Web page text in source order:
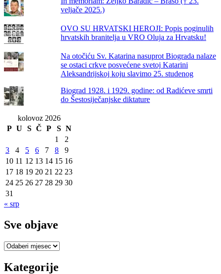
veljače 2025.)
OVO SU HRVATSKI HEROJI: Popis poginulih
hrvatskih branitelja u VRO Oluja za Hrvatsku!
Na otočiću Sv. Katarina nasuprot Biograda nalaze
se ostaci crkve posvećene svetoj Katarini
Aleksandrijskoj koju slavimo 25. studenog
Biograd 1928. i 1929. godine: od Radićeve smrti
do Šestosiječanjske diktature
kolovoz 2026
P U S Č P S N
1
2
3
4 5 6 7 8
9
10 11 12 13 14 15 16
17 18 19 20 21 22 23
24 25 26 27 28 29 30
31
« srp
Sve objave
Sve
Kategorije